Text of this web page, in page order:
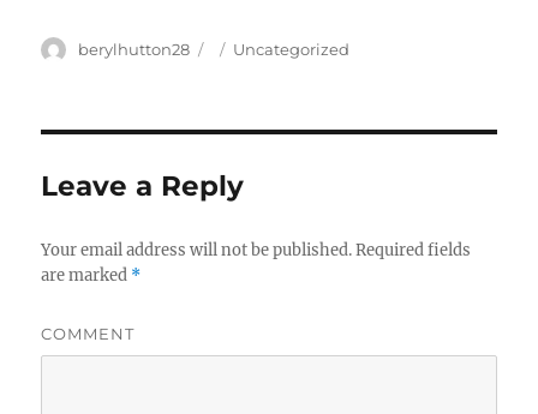
Author
berylhutton28
Posted
Categories
Uncategorized
Leave a Reply
Your email address will not be published.Required fields
are marked *
COMMENT